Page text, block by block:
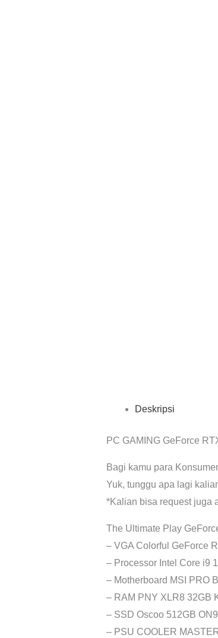
Deskripsi
PC GAMING GeForce
Bagi kamu para
Yuk, tunggu apa lagi
*Kalian bisa request juga
The Ultimate Play
– VGA Colorful GeForce
– Processor Intel Core i9
– Motherboard MSI PRO
– RAM PNY XLR8 32GB
– SSD Oscoo 512GB
– PSU COOLER